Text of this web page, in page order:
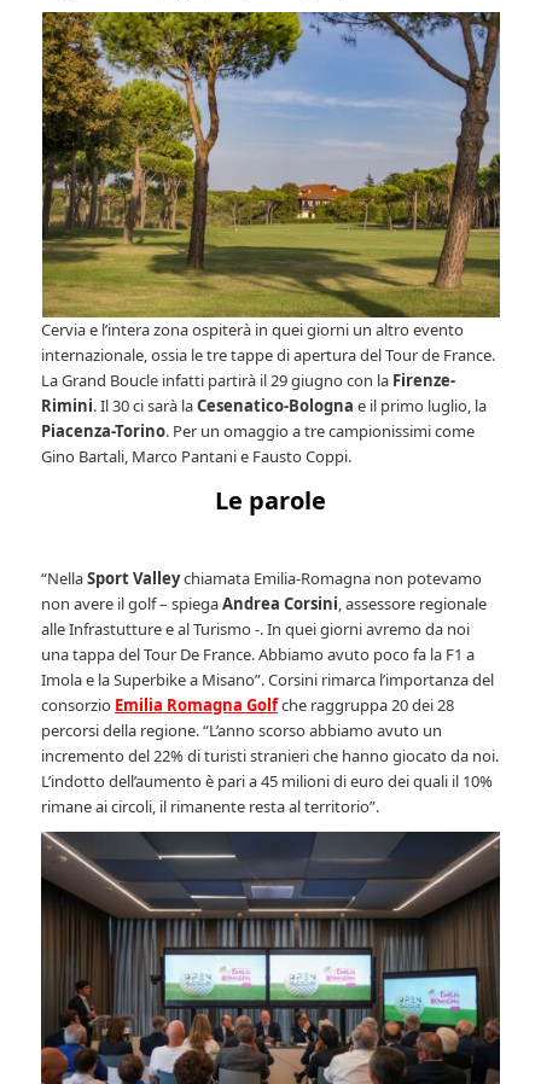
Cervia e l’intera zona ospiterà in quei giorni un altro evento
internazionale, ossia le tre tappe di apertura del Tour de France.
La Grand Boucle infatti partirà il 29 giugno con la Firenze-
Rimini. Il 30 ci sarà laCesenatico-Bologna e il primo luglio, la
Piacenza-Torino. Per un omaggio a tre campionissimi come
Gino Bartali, Marco Pantani e Fausto Coppi.
Le parole
“NellaSport Valleychiamata Emilia-Romagna non potevamo
non avere il golf – spiegaAndrea Corsini, assessore regionale
alle Infrastutture e al Turismo -. In quei giorni avremo da noi
una tappa del Tour De France. Abbiamo avuto poco fa la F1 a
Imola e la Superbike a Misano”. Corsini rimarca l’importanza del
consorzio Emilia Romagna Golfche raggruppa 20 dei 28
percorsi della regione. “L’anno scorso abbiamo avuto un
incremento del 22% di turisti stranieri che hanno giocato da noi.
L’indotto dell’aumento è pari a 45 milioni di euro dei quali il 10%
rimane ai circoli, il rimanente resta al territorio”.